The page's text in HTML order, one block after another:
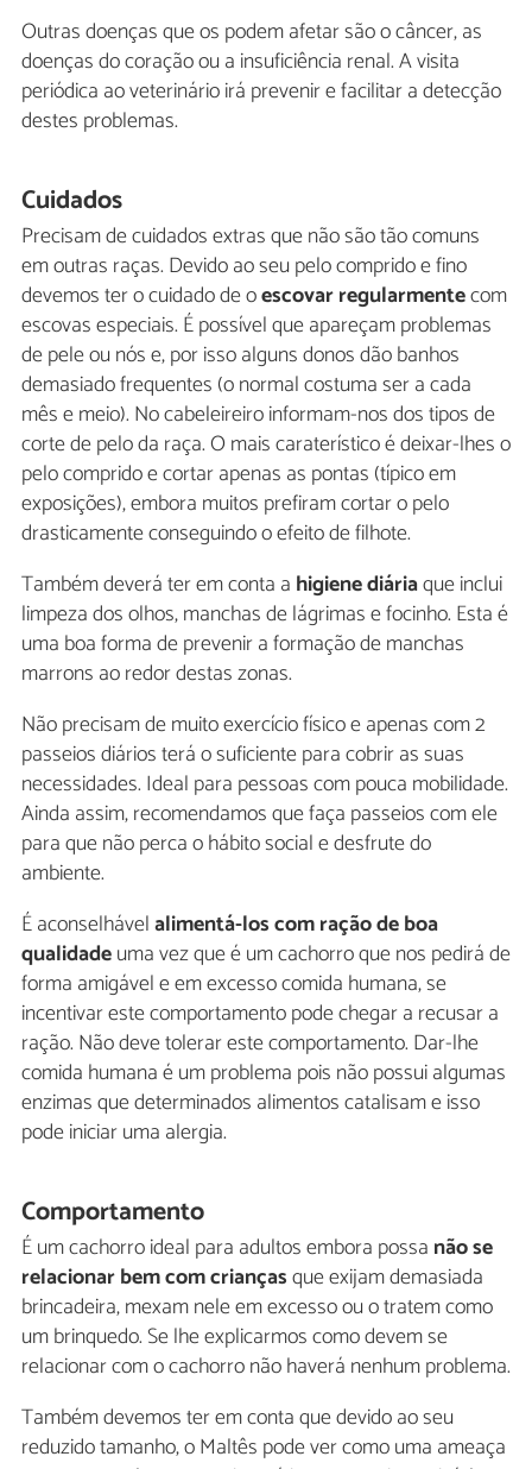
Outras doenças que os podem afetar são o câncer, as
doenças do coração ou a insuficiência renal. A visita
periódica ao veterinário irá prevenir e facilitar a detecção
destes problemas.
Cuidados
Precisam de cuidados extras que não são tão comuns
em outras raças. Devido ao seu pelo comprido e fino
devemos ter o cuidado de oescovar regularmentecom
escovas especiais. É possível que apareçam problemas
de pele ou nós e, por isso alguns donos dão banhos
demasiado frequentes (o normal costuma ser a cada
mês e meio). No cabeleireiro informam-nos dos tipos de
corte de pelo da raça. O mais caraterístico é deixar-lhes o
pelo comprido e cortar apenas as pontas (típico em
exposições), embora muitos prefiram cortar o pelo
drasticamente conseguindo o efeito de filhote.
Também deverá ter em conta a higiene diáriaque inclui
limpeza dos olhos, manchas de lágrimas e focinho. Esta é
uma boa forma de prevenir a formação de manchas
marrons ao redor destas zonas.
Não precisam de muito exercício físico e apenas com 2
passeios diários terá o suficiente para cobrir as suas
necessidades. Ideal para pessoas com pouca mobilidade.
Ainda assim, recomendamos que faça passeios com ele
para que não perca o hábito social e desfrute do
ambiente.
É aconselhávelalimentá-los com ração de boa
qualidadeuma vez que é um cachorro que nos pedirá de
forma amigável e em excesso comida humana, se
incentivar este comportamento pode chegar a recusar a
ração. Não deve tolerar este comportamento. Dar-lhe
comida humana é um problema pois não possui algumas
enzimas que determinados alimentos catalisam e isso
pode iniciar uma alergia.
Comportamento
É um cachorro ideal para adultos embora possa não se
relacionar bem com criançasque exijam demasiada
brincadeira, mexam nele em excesso ou o tratem como
um brinquedo. Se lhe explicarmos como devem se
relacionar com o cachorro não haverá nenhum problema.
Também devemos ter em conta que devido ao seu
reduzido tamanho, o Maltês pode ver como uma ameaça